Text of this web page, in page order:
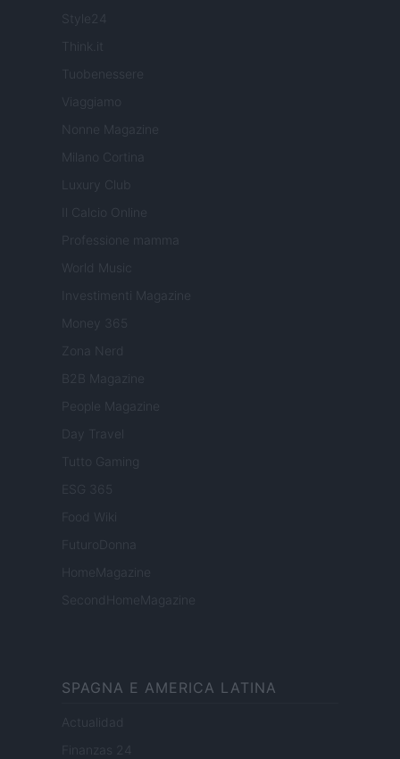
Style24
Think.it
Tuobenessere
Viaggiamo
Nonne Magazine
Milano Cortina
Luxury Club
Il Calcio Online
Professione mamma
World Music
Investimenti Magazine
Money 365
Zona Nerd
B2B Magazine
People Magazine
Day Travel
Tutto Gaming
ESG 365
Food Wiki
FuturoDonna
HomeMagazine
SecondHomeMagazine
SPAGNA E AMERICA LATINA
Actualidad
Finanzas 24